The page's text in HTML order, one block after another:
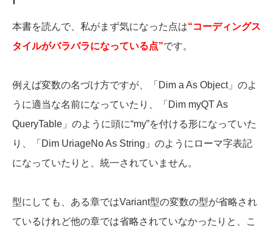
本書を読んで、私がまず気になった点は“コーディングス
タイルがバラバラになっている点”です。
例えば変数の名づけ方ですが、「Dim a As Object」のよ
うに適当な名前になっていたり、「Dim myQT As
QueryTable」のように頭に“my”を付ける形になっていた
り、「Dim UriageNo As String」のようにローマ字表記
になっていたりと、統一されていません。
型にしても、ある章ではVariant型の変数の型が省略され
ているけれど他の章では省略されていなかったりと、こ